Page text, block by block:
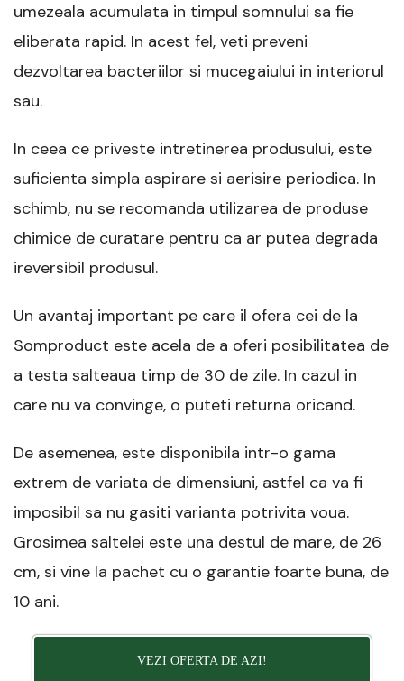
umezeala acumulata in timpul somnului sa fie
eliberata rapid. In acest fel, veti preveni
dezvoltarea bacteriilor si mucegaiului in interiorul
sau.
In ceea ce priveste intretinerea produsului, este
suficienta simpla aspirare si aerisire periodica. In
schimb, nu se recomanda utilizarea de produse
chimice de curatare pentru ca ar putea degrada
ireversibil produsul.
Un avantaj important pe care il ofera cei de la
Somproduct este acela de a oferi posibilitatea de
a testa salteaua timp de 30 de zile. In cazul in
care nu va convinge, o puteti returna oricand.
De asemenea, este disponibila intr-o gama
extrem de variata de dimensiuni, astfel ca va fi
imposibil sa nu gasiti varianta potrivita voua.
Grosimea saltelei este una destul de mare, de 26
cm, si vine la pachet cu o garantie foarte buna, de
10 ani.
VEZI OFERTA DE AZI!